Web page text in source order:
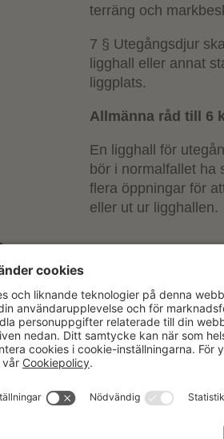
terräng och
7 § Utegångsdjur
ligghall eller annat
liggplats.
Allmänna råd till 6
En ligghall för
bör i normalfallet ha
flera öppningar för
eller ut ur ligghallen.